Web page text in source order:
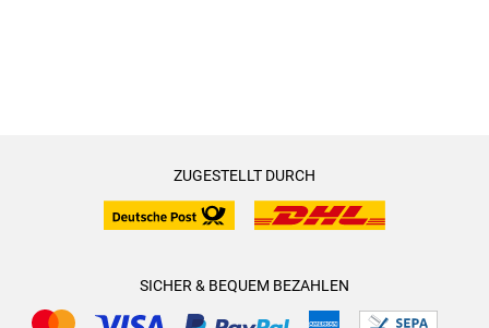
ZUGESTELLT DURCH
SICHER & BEQUEM BEZAHLEN